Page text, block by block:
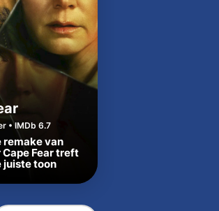
• IMDb 6.7
remake van
Fear treft
juiste toon